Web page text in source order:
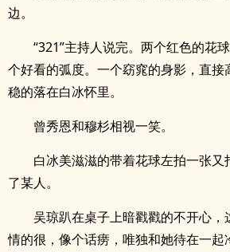
边。
“321”主持人说完。两个红色的花
个好看的弧度。一个窈窕的身影，直接
稳的落在白冰怀里。
曾秀恩和穆杉相视一笑。
白冰美滋滋的带着花球左拍一张又
了某人。
吴琼趴在桌子上暗戳戳的不开心，
情的很，像个话痨，唯独和她待在一起